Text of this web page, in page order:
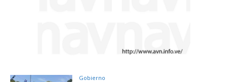
Gobierno